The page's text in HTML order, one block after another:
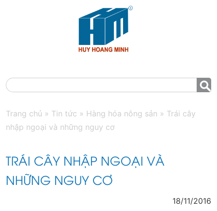
Trang chủ » Tin tức » Hàng hóa nông sản » Trái cây
nhập ngoại và những nguy cơ
TRÁI CÂY NHẬP NGOẠI VÀ
NHỮNG NGUY CƠ
18/11/2016